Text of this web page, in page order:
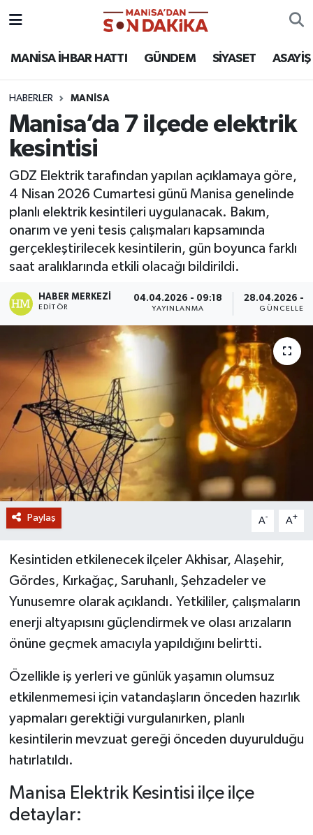
MANİSA İHBAR HATTI GÜNDEM SİYASET ASAYİŞ
HABERLER MANİSA
Manisa’da 7 ilçede elektrik
kesintisi
GDZ Elektrik tarafından yapılan açıklamaya göre,
4 Nisan 2026 Cumartesi günü Manisa genelinde
planlı elektrik kesintileri uygulanacak. Bakım,
onarım ve yeni tesis çalışmaları kapsamında
gerçekleştirilecek kesintilerin, gün boyunca farklı
saat aralıklarında etkili olacağı bildirildi.
HABER MERKEZI
EDITÖR
04.04.2026 - 09:18
YAYINLANMA
28.04.2026 -
Paylaş A- A+
Kesintiden etkilenecek ilçeler Akhisar, Alaşehir,
Gördes, Kırkağaç, Saruhanlı, Şehzadeler ve
Yunusemre olarak açıklandı. Yetkililer, çalışmaların
enerji altyapısını güçlendirmek ve olası arızaların
önüne geçmek amacıyla yapıldığını belirtti.
Özellikle iş yerleri ve günlük yaşamın olumsuz
etkilenmemesi için vatandaşların önceden hazırlık
yapmaları gerektiği vurgulanırken, planlı
kesintilerin mevzuat gereği önceden duyurulduğu
hatırlatıldı.
Manisa Elektrik Kesintisi ilçe ilçe
detaylar:
ASAYİŞ
KÜLTÜR-SANAT
MAGAZİN
MANİSA'DA TRAFİK
SİYASET
SPOR
YAŞAM
GİZLİLİK SÖZLEŞMESİ
İLETİŞİM
Hava Durumu
Puan Durumu ve Fikstür
Tüm Manşetler
Son Dakika Haberleri
Haber Arşivi